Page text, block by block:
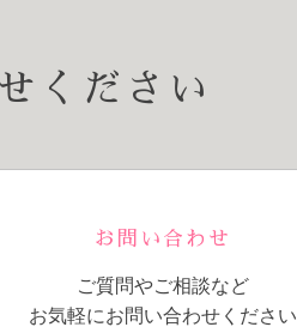
ください
お問い合わせ
ご質問やご相談など
お気軽にお問い合わせください